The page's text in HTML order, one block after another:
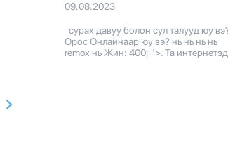
09.08.2023
сурах давуу болон сул талууд юу
Орос Онлайнаар юу вэ? нь нь нь нь
remox нь Жин: 400; ">. Та интернетэд